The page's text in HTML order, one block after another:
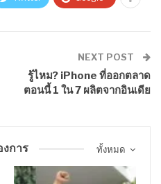
NEXT POST
รู้ไหม? iPhone ที่ออกตลาด
ตอนนี้ 1 ใน 7 ผลิตจากอินเดีย
ทั้งหมด
การ